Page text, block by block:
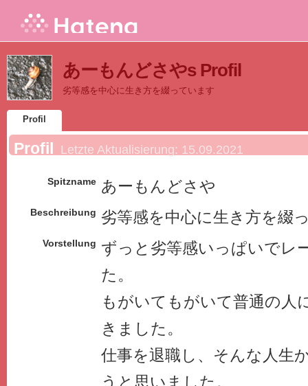
あーもんどさやs Profil
劣等感を中心に生き方を綴っています
Profil
Profil Letzte Aktualisierung: 15.09.2021
Spitzname あーもんどさや
Beschreibung 劣等感を中心に生き方を綴
Vorstellung ずっと劣等感いっぱいでレ
た。
もがいてもがいて普通の人
きました。
仕事を退職し、そんな人生
うと思いました。